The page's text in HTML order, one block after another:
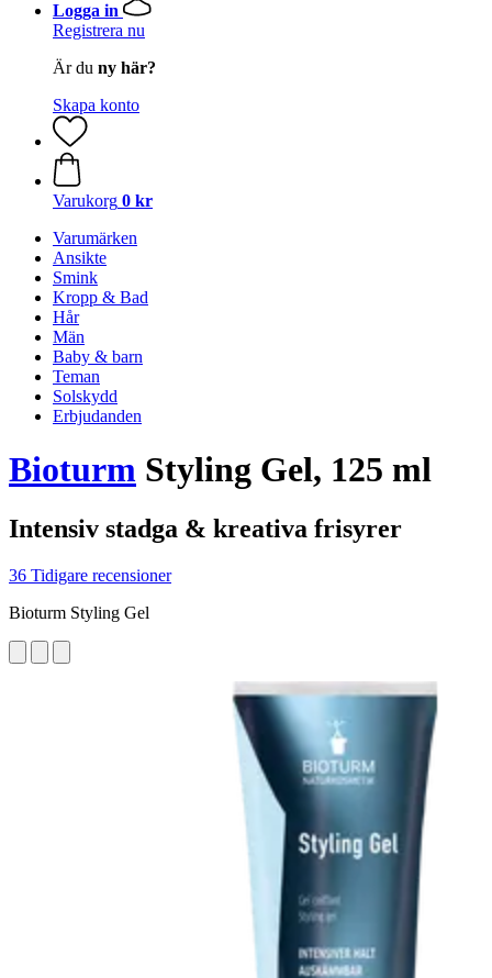
Logga in
Registrera nu
Är du ny här?
Skapa konto
Varukorg 0 kr
Varumärken
Ansikte
Smink
Kropp & Bad
Hår
Män
Baby & barn
Teman
Solskydd
Erbjudanden
Bioturm Styling Gel, 125 ml
Intensiv stadga & kreativa frisyrer
36 Tidigare recensioner
Bioturm Styling Gel